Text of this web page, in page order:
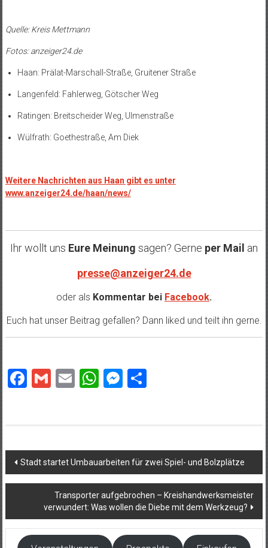
Quelle: Kreis Mettmann
Fotos: anzeiger24.de
Haan: Prälat-Marschall-Straße, Gruitener Straße
Langenfeld: Fahlerweg, Götscher Weg
Ratingen: Breitscheider Weg, Ulmenstraße
Wülfrath: Goethestraße, Am Diek
Weitere Nachrichten aus Haan gibt es unter
www.anzeiger24.de/haan/news/
Ihr wollt uns Eure Meinung sagen? Gerne per Mail an
presse@anzeiger24.de
oder als Kommentar bei Facebook.
Euch hat unser Beitrag gefallen? Dann liked und teilt ihn gerne.
Facebook
Gmail
EmailWhatsApp
Messenger
Teilen
Beitragsnavigation
Stadt startet Umbauarbeiten für zwei Spiel- und Bolzplätze
Transporter aufgebrochen – Kreishandwerksmeister
verwundert: Was wollen die Diebe mit dem Werkzeug?